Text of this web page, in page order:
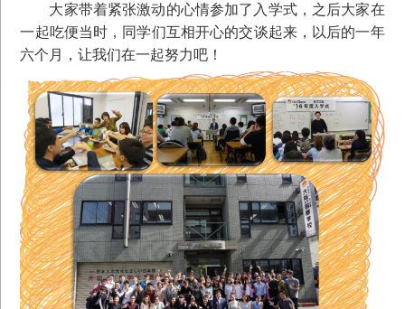
大家带着紧张激动的心情参加了入学式，之后大家在
一起吃便当时，同学们互相开心的交谈起来，以后的一年
六个月，让我们在一起努力吧！